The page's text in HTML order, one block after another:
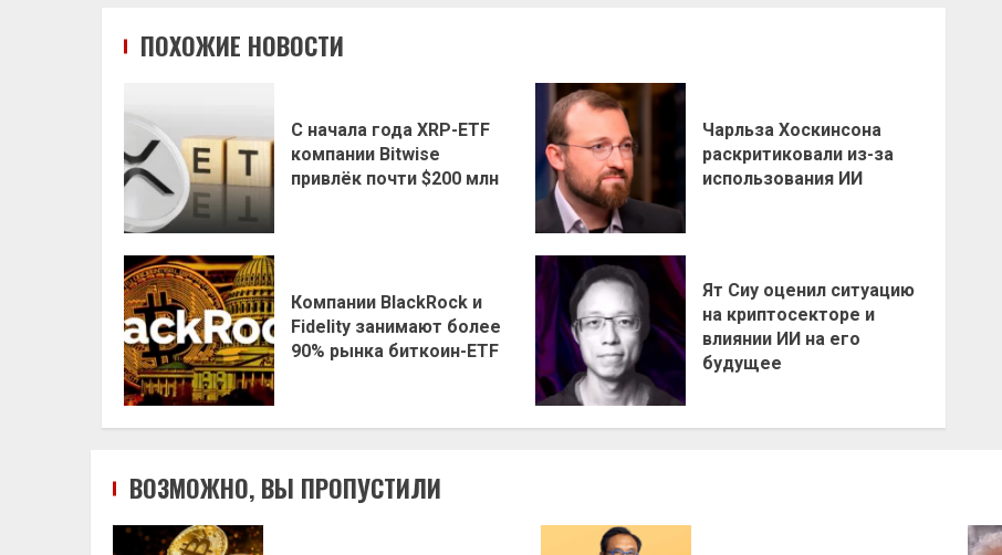
ПОХОЖИЕ НОВОСТИ
С начала года XRP-ETF
компании Bitwise
привлёк почти $200 млн
Чарльза Хоскинсона
раскритиковали из-за
использования ИИ
Компании BlackRock и
Fidelity занимают более
90% рынка биткоин-ETF
Ят Сиу оценил ситуацию
на криптосекторе и
влиянии ИИ на его
будущее
ВОЗМОЖНО, ВЫ ПРОПУСТИЛИ